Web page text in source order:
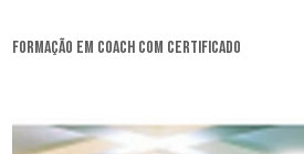
formação em coach com certificado